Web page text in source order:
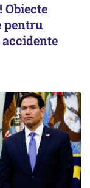
Obiecte
pentru